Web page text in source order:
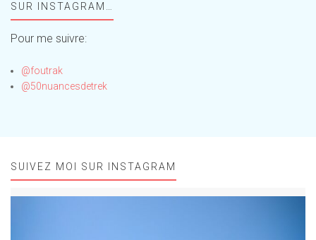
!SUR INSTAGRAM…
Pour me suivre:
@foutrak
@50nuancesdetrek
SUIVEZ MOI SUR INSTAGRAM